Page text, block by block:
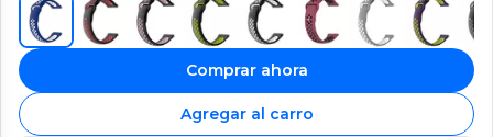
Comprar ahora
Agregar al carro